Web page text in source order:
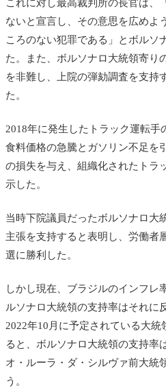
これに対し最高裁判所の長官は、
ないと宣言し、その意思を広めよ
ころのない犯罪である」とボルソ
た。また、ボルソナロ大統領寄り
を非難し、上院の弾劾調査を支持
た。
2018年に発生したトラック運転手
食料価格の急騰とガソリン不足を
の損失を与え、組織化されたトラ
示した。
当時下院議員だったボルソナロ大
主張を支持すると表明し、労働者
選に勝利した。
しかし現在、ブラジルのインフレ
ルソナロ大統領の支持率はそれに
2022年10月に予定されている大統
ると、ボルソナロ大統領の支持率
オ・ルーラ・ダ・シルヴァ前大統
う。